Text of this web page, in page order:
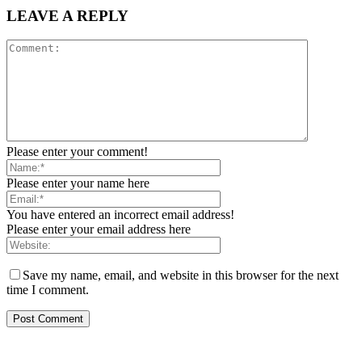
LEAVE A REPLY
Please enter your comment!
Please enter your name here
You have entered an incorrect email address!
Please enter your email address here
Save my name, email, and website in this browser for the next
time I comment.